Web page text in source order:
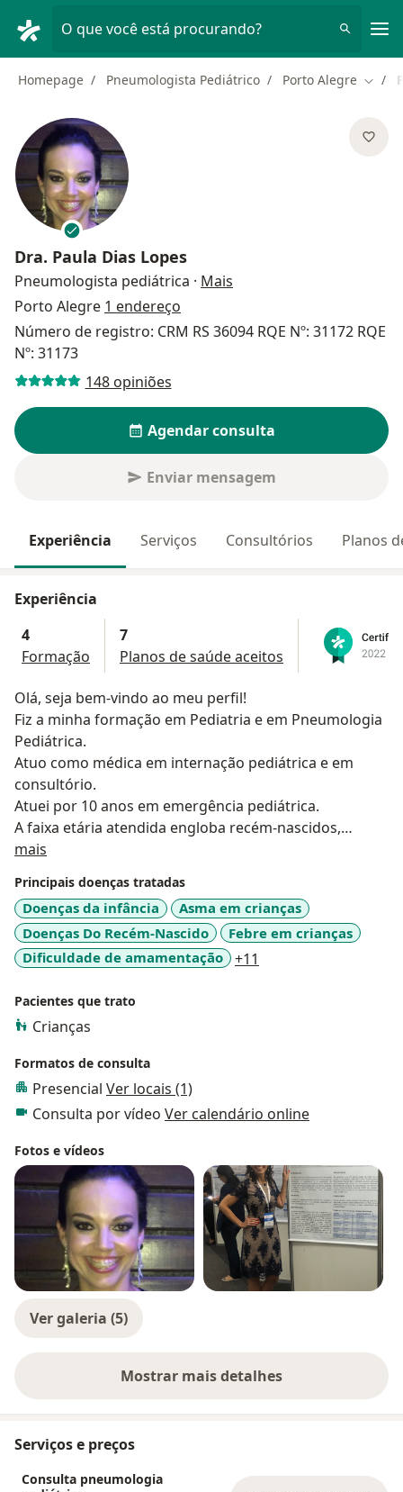
O que você está procurando?
Homepage Pneumologista Pediátrico Porto Alegre
Dra. Paula Dias Lopes
Pneumologista pediátrica · Mais
Porto Alegre 1 endereço
Número de registro: CRM RS 36094 RQE Nº: 31172 RQE
Nº: 31173
148 opiniões
Agendar consulta
Enviar mensagem
Experiência Serviços Consultórios Planos
Experiência
4
Formação
7
Planos de saúde aceitos
Olá, seja bem-vindo ao meu perfil!
Fiz a minha formação em Pediatria e em Pneumologia
Pediátrica.
Atuo como médica em internação pediátrica e em
consultório.
Atuei por 10 anos em emergência pediátrica.
A faixa etária atendida engloba recém-nascidos,
crianças e adolescentes.
Agende uma consulta presencial ou uma consultoria
por telemedicina (atendimento on-line somente
mediante depósito/PIX com até 24h antes da
consulta):
mais
Principais doenças tratadas
Doenças da infância
Asma em crianças
Doenças Do Recém-Nascido
Febre em crianças
Dificuldade de amamentação
+11
Pacientes que trato
Crianças
Formatos de consulta
Presencial Ver locais (1)
Consulta por vídeo Ver calendário online
Fotos e vídeos
Ver galeria (5)
Mostrar mais detalhes
sobre a experiência
Serviços e preços
Consulta pneumologia